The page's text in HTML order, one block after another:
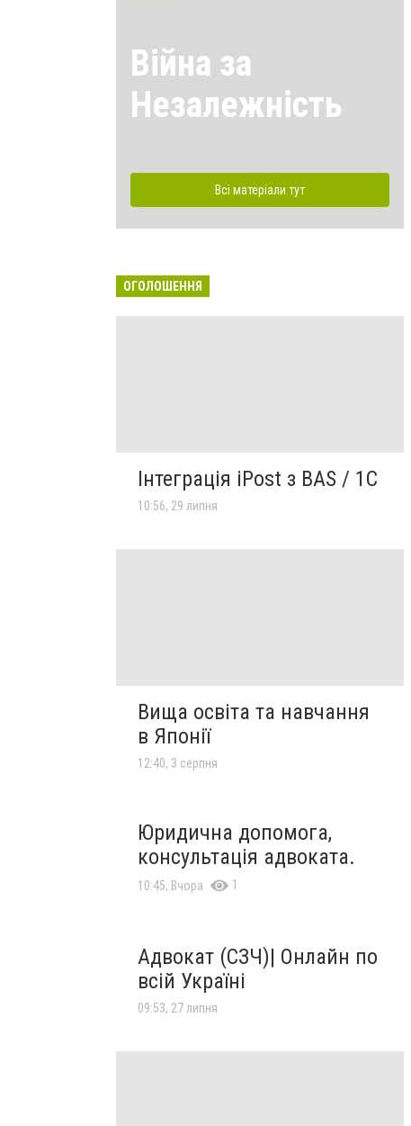
Війна за
Незалежність
Всі матеріали тут
ОГОЛОШЕННЯ
Інтеграція iPost з BAS / 1С
10:56, 29 липня
Вища освіта та навчання
в Японії
12:40, 3 серпня
Юридична допомога,
консультація адвоката.
10:45, Вчора 1
Адвокат (СЗЧ)| Онлайн по
всій Україні
09:53, 27 липня